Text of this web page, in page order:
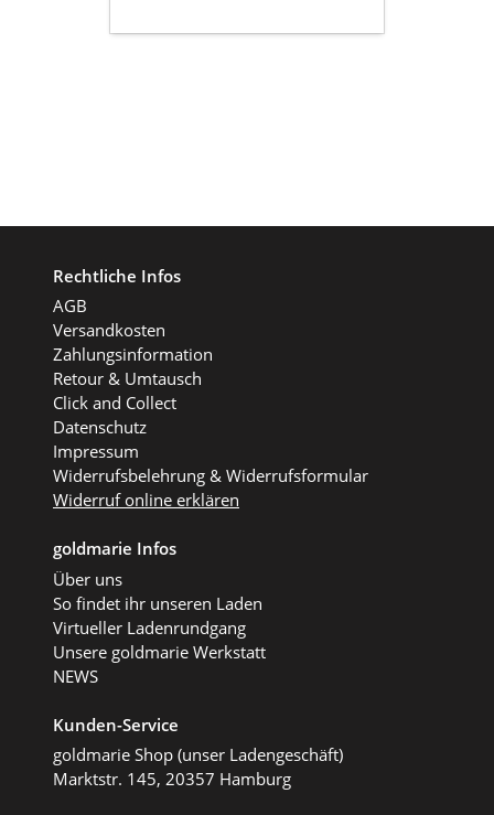
Rechtliche Infos
AGB
Versandkosten
Zahlungsinformation
Retour & Umtausch
Click and Collect
Datenschutz
Impressum
Widerrufsbelehrung & Widerrufsformular
Widerruf online erklären
goldmarie Infos
Über uns
So findet ihr unseren Laden
Virtueller Ladenrundgang
Unsere goldmarie Werkstatt
NEWS
Kunden-Service
goldmarie Shop (unser Ladengeschäft)
Marktstr. 145, 20357 Hamburg